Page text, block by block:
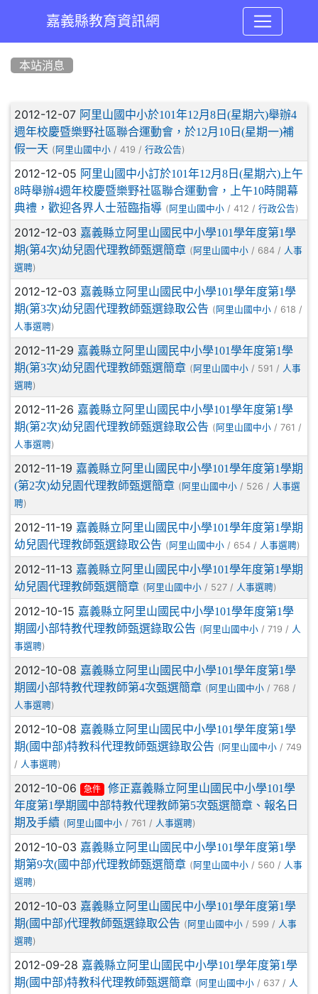
嘉義縣教育資訊網
本站消息
文章列表
2012-12-07 阿里山國中小於101年12月8日(星期六)舉辦4
週年校慶暨樂野社區聯合運動會，於12月10日(星期一)補
假一天 ( 阿里山國中小 / 419 / 行政公告)
2012-12-05 阿里山國中小訂於101年12月8日(星期六)上午
8時舉辦4週年校慶暨樂野社區聯合運動會，上午10時開幕
典禮，歡迎各界人士蒞臨指導 (阿里山國中小 / 412 / 行政公告)
2012-12-03 嘉義縣立阿里山國民中小學101學年度第1學
期(第4次)幼兒園代理教師甄選簡章 ( 阿里山國中小 / 684 / 人事
選聘)
2012-12-03 嘉義縣立阿里山國民中小學101學年度第1學
期(第3次)幼兒園代理教師甄選錄取公告 (阿里山國中小 / 618 /
人事選聘)
2012-11-29 嘉義縣立阿里山國民中小學101學年度第1學
期(第3次)幼兒園代理教師甄選簡章 ( 阿里山國中小 / 591 / 人事
選聘)
2012-11-26 嘉義縣立阿里山國民中小學101學年度第1學
期(第2次)幼兒園代理教師甄選錄取公告 (阿里山國中小 / 761 /
人事選聘)
2012-11-19 嘉義縣立阿里山國民中小學101學年度第1學期
(第2次)幼兒園代理教師甄選簡章 ( 阿里山國中小 / 526 / 人事選
聘)
2012-11-19 嘉義縣立阿里山國民中小學101學年度第1學期
幼兒園代理教師甄選錄取公告 (阿里山國中小 / 654 / 人事選聘)
2012-11-13 嘉義縣立阿里山國民中小學101學年度第1學期
幼兒園代理教師甄選簡章 ( 阿里山國中小 / 527 / 人事選聘)
2012-10-15 嘉義縣立阿里山國民中小學101學年度第1學
期國小部特教代理教師甄選錄取公告 (阿里山國中小 / 719 / 人
事選聘)
2012-10-08 嘉義縣立阿里山國民中小學101學年度第1學
期國小部特教代理教師第4次甄選簡章 ( 阿里山國中小 / 768 /
人事選聘)
2012-10-08 嘉義縣立阿里山國民中小學101學年度第1學
期(國中部)特教科代理教師甄選錄取公告 (阿里山國中小 / 749
/ 人事選聘)
2012-10-06 急件
修正嘉義縣立阿里山國民中小學101學
年度第1學期國中部特教代理教師第5次甄選簡章、報名日
期及手續 ( 阿里山國中小 / 761 / 人事選聘)
2012-10-03 嘉義縣立阿里山國民中小學101學年度第1學
期第9次(國中部)代理教師甄選簡章 (阿里山國中小 / 560 / 人事
選聘)
2012-10-03 嘉義縣立阿里山國民中小學101學年度第1學
期(國中部)代理教師甄選錄取公告 ( 阿里山國中小 / 599 / 人事
選聘)
2012-09-28 嘉義縣立阿里山國民中小學101學年度第1學
期(國中部)特教科代理教師甄選簡章 (阿里山國中小 / 637 / 人